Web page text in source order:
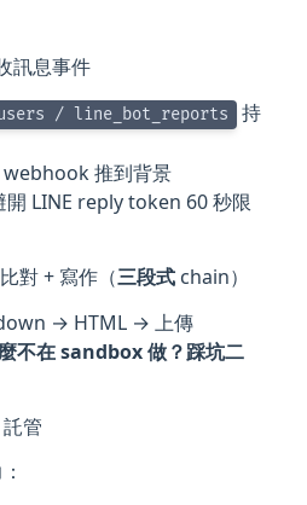
訊息事件
/ line_bot_reports 持
webhook 推到背景
LINE reply token 60 秒限
對 + 寫作（三段式chain）
→ HTML → 上傳
不在 sandbox 做？踩坑二
管